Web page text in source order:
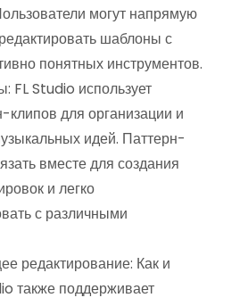
могут напрямую
шаблоны с
понятных инструментов.
FL Studio использует
клипов для организации и
идей. Паттерн-
вместе для создания
и легко
с различными
редактирование: Как и
также поддерживает